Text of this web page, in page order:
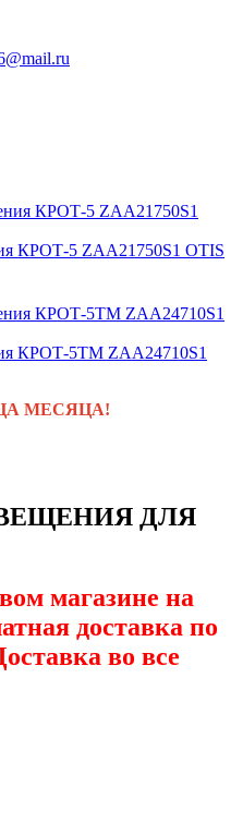
КРОТ-5 ZAA21750S1 OTIS
КРОТ-5ТМ ZAA24710S1
МЕСЯЦА!
ДЛЯ
магазине на
доставка по
во все